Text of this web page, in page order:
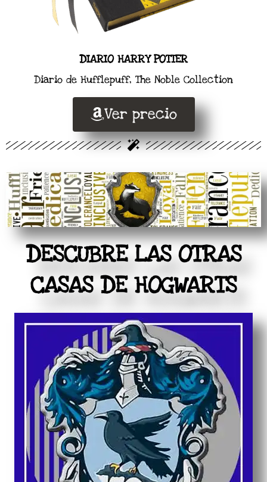
DIARIO HARRY POTTER
Diario de Hufflepuff, The Noble Collection
Ver precio
DESCUBRE LAS OTRAS
CASAS DE HOGWARTS